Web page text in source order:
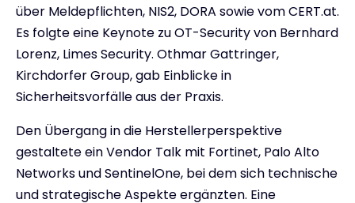
über Meldepflichten, NIS2, DORA sowie vom CERT.at.
Es folgte eine Keynote zu OT-Security von Bernhard
Lorenz, Limes Security. Othmar Gattringer,
Kirchdorfer Group, gab Einblicke in
Sicherheitsvorfälle aus der Praxis.
Den Übergang in die Herstellerperspektive
gestaltete ein Vendor Talk mit Fortinet, Palo Alto
Networks und SentinelOne, bei dem sich technische
und strategische Aspekte ergänzten. Eine